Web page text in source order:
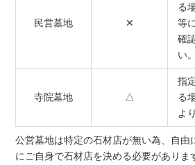
民営墓地 ✕
る
等
確
い
寺院墓地 △
指
る
よ
公営墓地は特定の石材店が無い為、自由
にご自身で石材店を決める必要がありま